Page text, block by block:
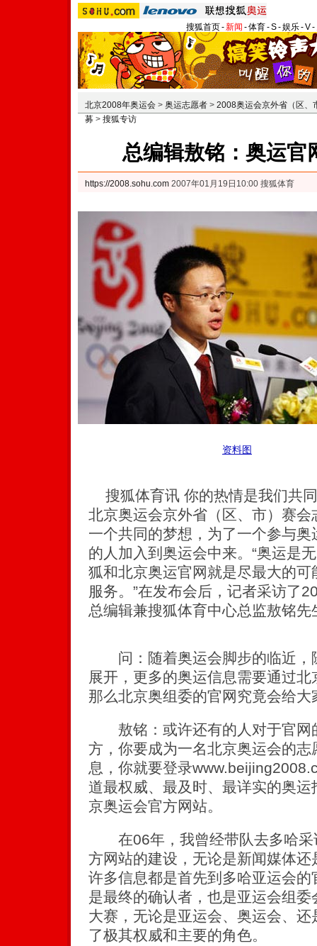
搜狐首页-新闻 -体育-S-娱乐-V-
北京2008年奥运会 > 奥运志愿者 > 2008奥运会京外省（区、
募 > 搜狐专访
总编辑敖铭：奥运官
https://2008.sohu.com 2007年01月19日10:00 搜狐体育
资料图
搜狐体育讯 你的热情是我们共
北京奥运会京外省（区、市）赛
一个共同的梦想，为了一个参与
的人加入到奥运会中来。“奥运是
狐和北京奥运官网就是尽最大的
服务。”在发布会后，记者采访了
总编辑兼搜狐体育中心总监敖铭先
问：随着奥运会脚步的临近，
展开，更多的奥运信息需要通过
那么北京奥组委的官网究竟会给
敖铭：或许还有的人对于官网
方，你要成为一名北京奥运会的
息，你就要登录
道最权威、最及时、最详实的奥
京奥运会官方网站。
在06年，我曾经带队去多哈采
方网站的建设，无论是新闻媒体
许多信息都是首先到多哈亚运会
是最终的确认者，也是亚运会组
大赛，无论是亚运会、奥运会、
了极其权威和主要的角色。